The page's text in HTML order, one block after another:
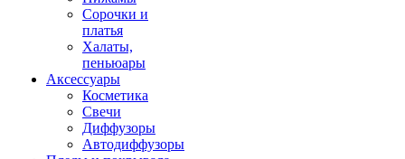
Сорочки и
платья
Халаты,
пеньюары
Аксессуары
Косметика
Свечи
Диффузоры
Автодиффузоры